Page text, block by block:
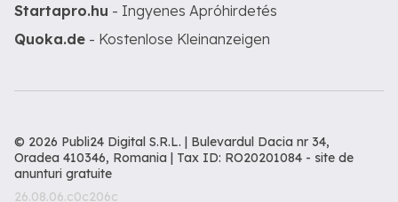
Startapro.hu - Ingyenes Apróhirdetés
Quoka.de - Kostenlose Kleinanzeigen
© 2026 Publi24 Digital S.R.L. | Bulevardul Dacia nr 34,
Oradea 410346, Romania | Tax ID: RO20201084 - site de
anunturi gratuite
26.08.06.c0c206c